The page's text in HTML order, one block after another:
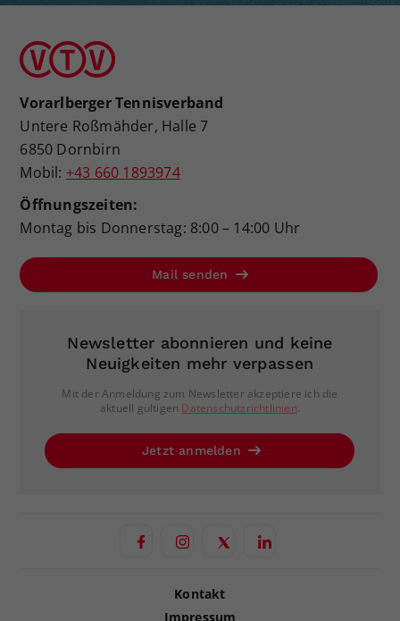
Vorarlberger Tennisverband
Untere Roßmähder, Halle 7
6850 Dornbirn
Mobil: +43 660 1893974
Öffnungszeiten:
Montag bis Donnerstag: 8:00 – 14:00 Uhr
Mail senden
Newsletter abonnieren und keine
Neuigkeiten mehr verpassen
Mit der Anmeldung zum Newsletter akzeptiere ich die
aktuell gültigen Datenschutzrichtlinien.
Jetzt anmelden
Kontakt
Impressum